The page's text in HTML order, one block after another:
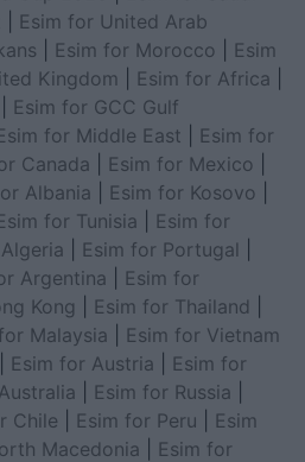
Esim for United Arab
Esim for Morocco
Esim
Kingdom Esim for Africa
Esim for GCC Gulf
for Middle East
Esim for
Canada Esim for Mexico
Albania Esim for Kosovo
for Tunisia
Esim for
Esim for Portugal
Argentina
Esim for
Kong Esim for Thailand
Malaysia
Esim for Vietnam
Esim for Austria
Esim for
Esim for Russia
Chile Esim for Peru
Esim
Macedonia
Esim for